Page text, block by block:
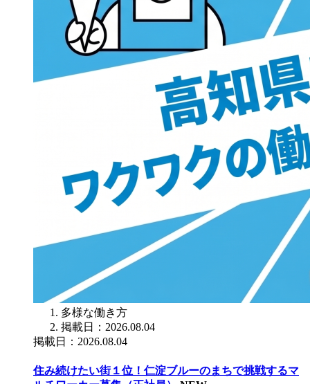
多様な働き方
掲載日：2026.08.04
掲載日：2026.08.04
住み続けたい街１位！仁淀ブルーのまちで挑戦するマ